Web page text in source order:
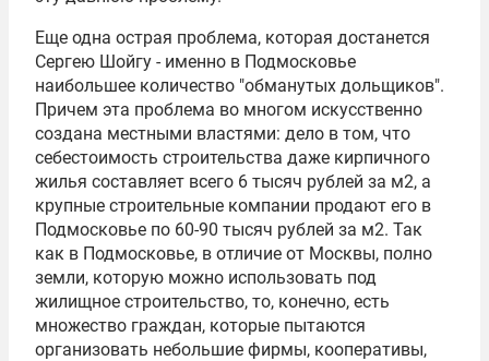
Еще одна острая проблема, которая достанется
Сергею Шойгу - именно в Подмосковье
наибольшее количество "обманутых дольщиков".
Причем эта проблема во многом искусственно
создана местными властями: дело в том, что
себестоимость строительства даже кирпичного
жилья составляет всего 6 тысяч рублей за м2, а
крупные строительные компании продают его в
Подмосковье по 60-90 тысяч рублей за м2. Так
как в Подмосковье, в отличие от Москвы, полно
земли, которую можно использовать под
жилищное строительство, то, конечно, есть
множество граждан, которые пытаются
организовать небольшие фирмы, кооперативы,